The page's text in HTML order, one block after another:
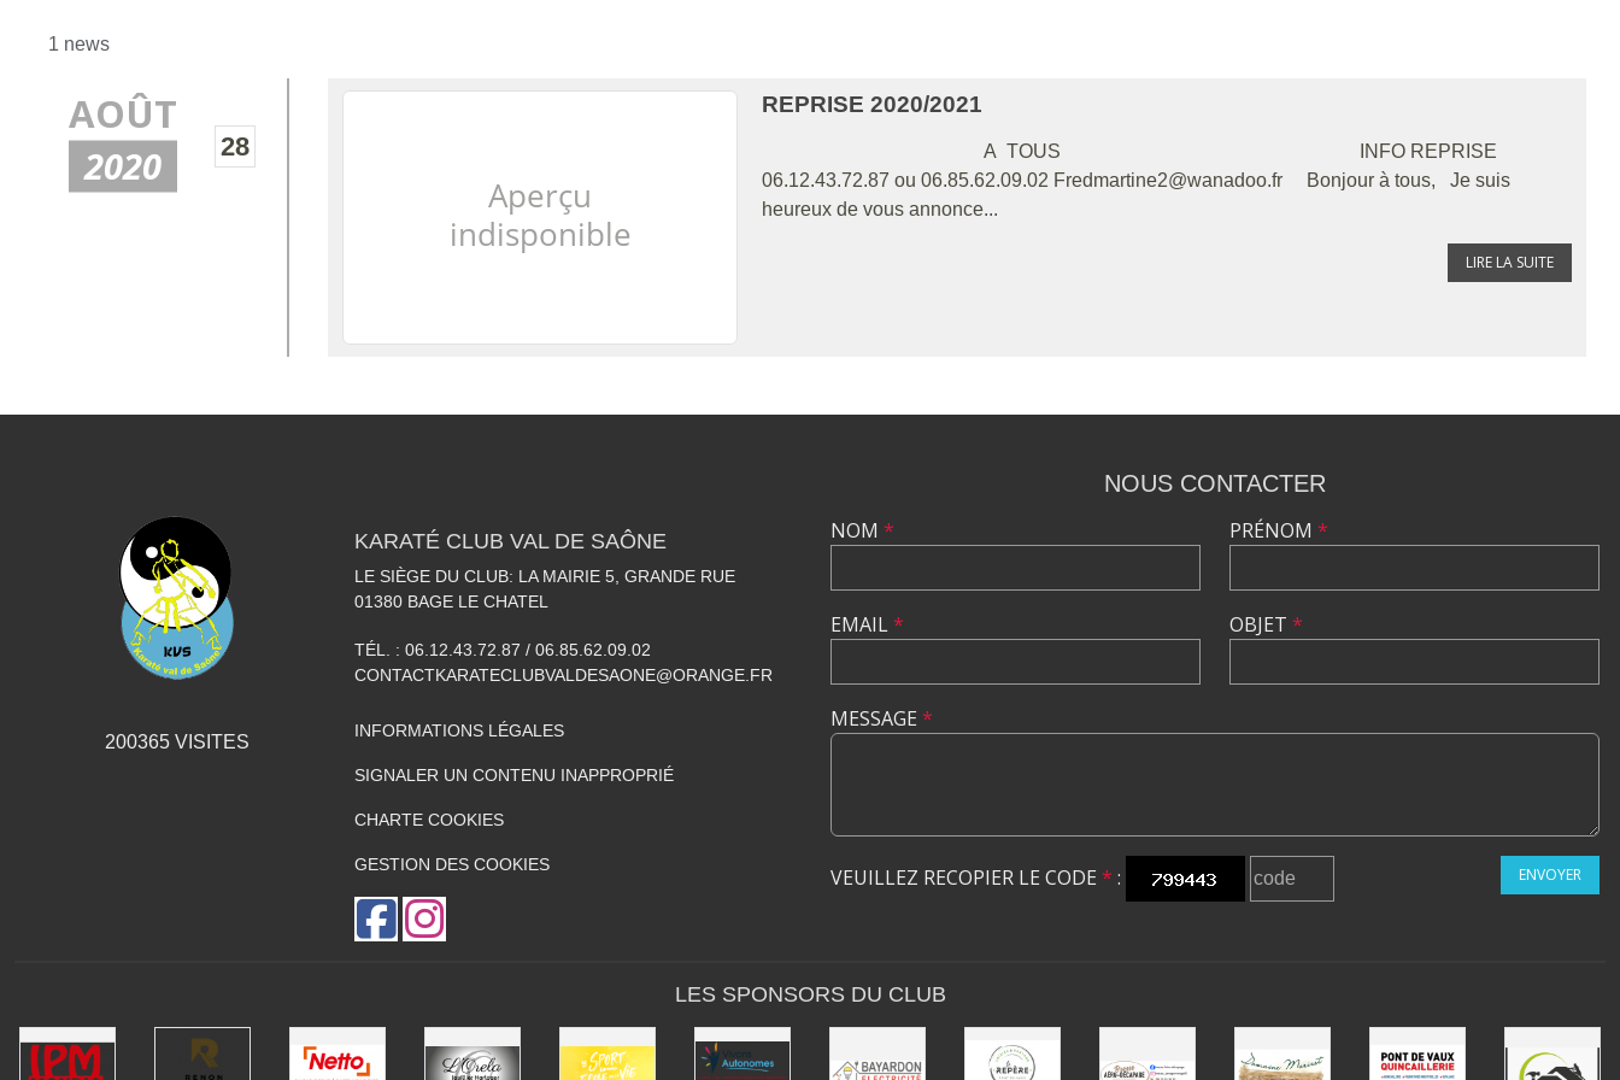
1 news
AOÛT
2020 28
REPRISE 2020/2021
A TOUS INFO REPRISE
06.12.43.72.87 ou 06.85.62.09.02 Fredmartine2@wanadoo.fr Bonjour à tous, Je suis
heureux de vous annonce...
LIRE LA SUITE
200365 VISITES
KARATÉ CLUB VAL DE SAÔNE
LE SIÈGE DU CLUB: LA MAIRIE 5, GRANDE RUE
01380 BAGE LE CHATEL
TÉL. : 06.12.43.72.87 / 06.85.62.09.02
CONTACTKARATECLUBVALDESAONE@ORANGE.FR
INFORMATIONS LÉGALES
SIGNALER UN CONTENU INAPPROPRIÉ
CHARTE COOKIES
GESTION DES COOKIES
NOUS CONTACTER
NOM *
EMAIL*
PRÉNOM *
OBJET *
MESSAGE *
VEUILLEZ RECOPIER LE CODE * : ENVOYER
LES SPONSORS DU CLUB